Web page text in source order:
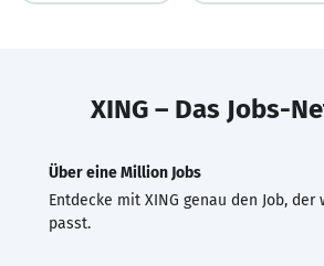
XING – Das Jobs-
Über eine Million Jobs
Entdecke mit XING genau den Job, der
passt.